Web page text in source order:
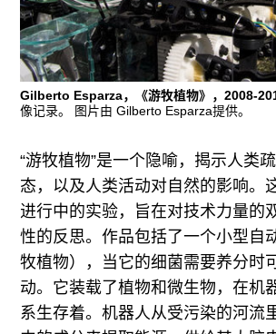
Gilberto Esparza，《游牧植物》，2008-
像记录。 图片由 Gilberto Esparza提供。
“游牧植物”是一个隐喻，揭示人类
态，以及人类活动对自然的影响。
进行中的实验，旨在对技术力量的
性的反思。作品包括了一个小型自
牧植物），当它的细菌需要养分时
动。它装载了植物和微生物，在机
系生存着。机器人从受污染的河流